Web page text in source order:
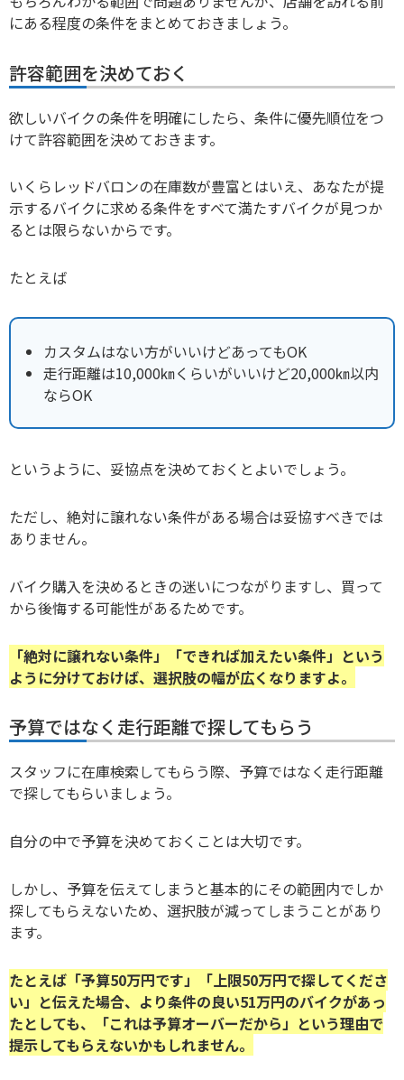
にある程度の条件をまとめておきましょう。
許容範囲を決めておく
欲しいバイクの条件を明確にしたら、条件に優先順位をつ
けて許容範囲を決めておきます。
いくらレッドバロンの在庫数が豊富とはいえ、あなたが提
示するバイクに求める条件をすべて満たすバイクが見つか
るとは限らないからです。
たとえば
カスタムはない方がいいけどあってもOK
走行距離は10,000㎞くらいがいいけど20,000㎞以内
ならOK
というように、妥協点を決めておくとよいでしょう。
ただし、絶対に譲れない条件がある場合は妥協すべきでは
ありません。
バイク購入を決めるときの迷いにつながりますし、買って
から後悔する可能性があるためです。
「絶対に譲れない条件」「できれば加えたい条件」という
ように分けておけば、選択肢の幅が広くなりますよ。
予算ではなく走行距離で探してもらう
スタッフに在庫検索してもらう際、予算ではなく走行距離
で探してもらいましょう。
自分の中で予算を決めておくことは大切です。
しかし、予算を伝えてしまうと基本的にその範囲内でしか
探してもらえないため、選択肢が減ってしまうことがあり
ます。
たとえば「予算50万円です」「上限50万円で探してくださ
い」と伝えた場合、より条件の良い51万円のバイクがあっ
たとしても、「これは予算オーバーだから」という理由で
提示してもらえないかもしれません。